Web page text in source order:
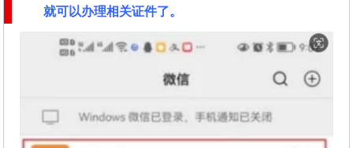
就可以办理相关证件了。